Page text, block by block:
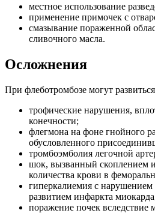
местное использование
применение примочек с
смазывание пораженной
сливочного масла.
Осложнения
При флеботромбозе могут
трофические нарушения,
конечности;
флегмона на фоне гнойного
обусловленного
тромбоэмболия легочной
шок, вызванный скоплением
количества крови в
гиперкалиемия с нарушением
развитием инфаркта
поражение почек вследствие